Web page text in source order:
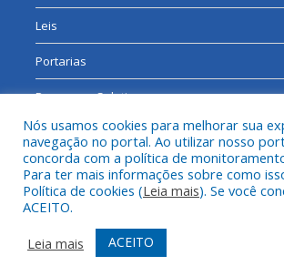
Leis
Portarias
Processos Seletivos
Todos os direitos reservados a Prefeitura
do Norte.
Mapa do Site
Acessar Área Administrativa
Acessar Webmail
Nós usamos cookies para melhorar sua
navegação no portal. Ao utilizar nosso
concorda com a política de
Para ter mais informações sobre como
Política de cookies (Leia mais). Se você
ACEITO.
Leia mais
ACEITO